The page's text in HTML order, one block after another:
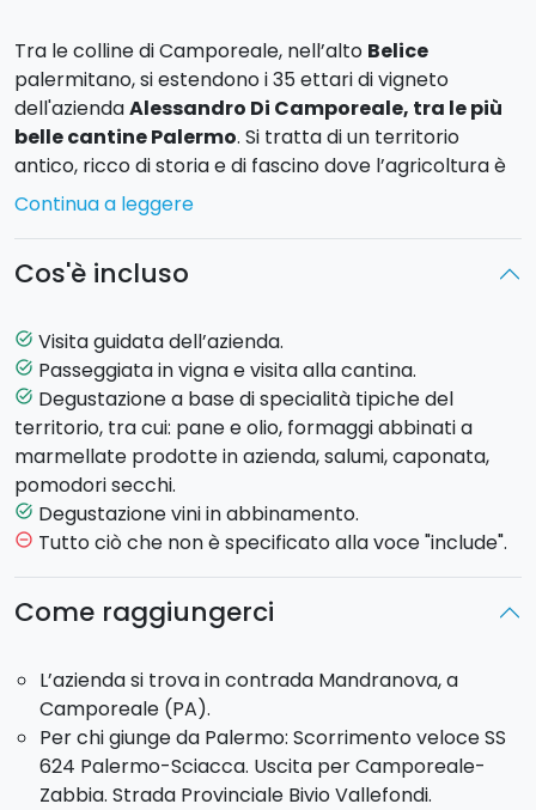
Tra le colline di Camporeale, nell’alto Belice
palermitano, si estendono i 35 ettari di vigneto
dell'aziendaAlessandro Di Camporeale, tra le più
belle cantine Palermo. Si tratta di un territorio
antico, ricco di storia e di fascino dove l’agricoltura è
sempre stata l’attività prevalente, e le condizioni
pedo-climatiche lo hanno reso un luogo ideale per la
Sarete guidati alla
cantina
illustreranno, oltre alla storia della famiglia e
dell’azienda, letecniche di coltivazionee i processi
produttivi.
Infine, potrete godervi laDegustazione di tutti i vini
prodotti, in abbinamento aspecialità
gastronomiche del territorio
pane e olio locale, formaggi abbinati a marmellate
prodotte in azienda, salumi, caponata, pomodori
Continua a leggere
Cos'è incluso
task_alt Visita guidata dell’azienda.
task_alt Passeggiata in vigna e visita alla cantina.
task_alt Degustazione a base di specialità tipiche del
territorio, tra cui: pane e olio, formaggi abbinati a
marmellate prodotte in azienda, salumi, caponata,
pomodori secchi.
task_alt Degustazione vini in abbinamento.
remove_circle_outline Tutto ciò che non è specificato alla voce "include".
Come raggiungerci
L’azienda si trova in contrada Mandranova, a
Camporeale (PA).
Per chi giunge da Palermo: Scorrimento veloce SS
624 Palermo-Sciacca. Uscita per Camporeale-
Zabbia. Strada Provinciale Bivio Vallefondi.